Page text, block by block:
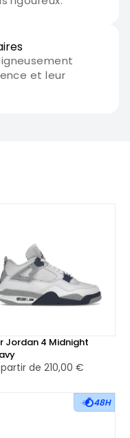
et leur
Jordan 4 Midnight
de 210,00 €
48H